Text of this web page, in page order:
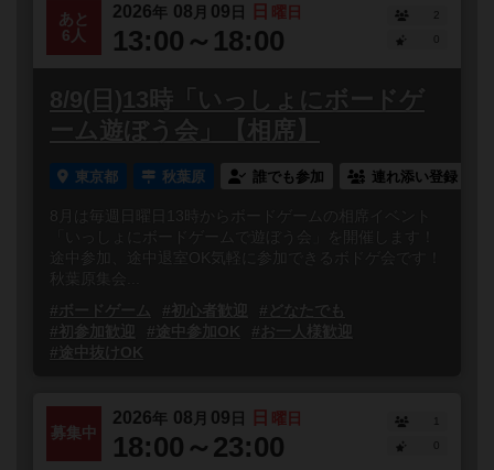
あと
6人
2026年 08 月 09 日 日 曜日
13:00～18:00
2
8/9(日)13時「いっしょにボードゲ
ーム遊ぼう会」【相席】
東京都 秋葉原 誰でも参加 連れ添い登録
8月は毎週日曜日13時からボードゲームの相席イベント
「いっしょにボードゲームで遊ぼう会」を開催します！
途中参加、途中退室OK気軽に参加できるボドゲ会です！
秋葉原集会...
#ボードゲーム
#初心者歓迎
#どなたでも
#初参加歓迎
#途中参加OK
#お一人様歓迎
#途中抜けOK
募集中
2026年 08 月 09 日 日 曜日
18:00～23:00
1